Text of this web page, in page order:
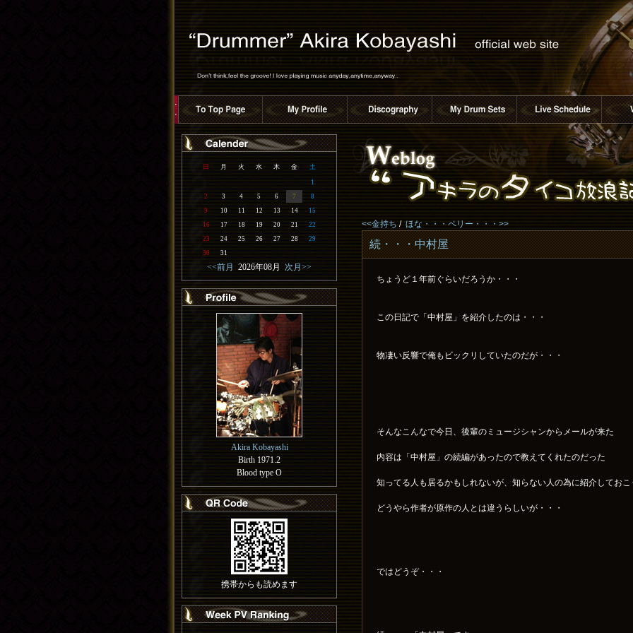
<<金持ち / ほな・・・ペリー・・・>>
続・・・中村屋
ちょうど１年前ぐらいだろうか・・・
この日記で「中村屋」を紹介したのは・・・
物凄い反響で俺もビックリしていたのだが・・・
そんなこんなで今日、後輩のミュージシャンからメールが来た
内容は「中村屋」の続編があったので教えてくれたのだった
知ってる人も居るかもしれないが、知らない人の為に紹介しておこ
どうやら作者が原作の人とは違うらしいが・・・
ではどうぞ・・・
日 月 火 水 木 金 土
1
2
3 4 5 6 7
8
9
10 11 12 13 14
15
16
17 18 19 20 21
22
23
24 25 26 27 28
29
30
31
<<前月 2026年08月 次月>>
Akira Kobayashi
Birth 1971.2
Blood type O
携帯からも読めます